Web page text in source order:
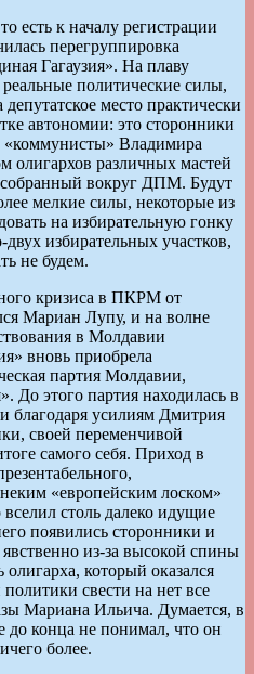
есть к началу регистрации
перегруппировка
Гагаузия». На плаву
политические силы,
место практически
автономии: это сторонники
«коммунисты» Владимира
различных мастей
вокруг ДПМ. Будут
мелкие силы, некоторые из
на избирательную гонку
избирательных участков,
не будем.
кризиса в ПКРМ от
Мариан Лупу, и на волне
в Молдавии
вновь приобрела
партия Молдавии,
До этого партия находилась в
благодаря усилиям Дмитрия
своей переменчивой
самого себя. Приход в
«европейским лоском»
столь далеко идущие
появились сторонники и
из-за высокой спины
который оказался
свести на нет все
Мариана Ильича. Думается, в
до конца не понимал, что он
более.